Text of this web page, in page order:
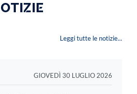
Leggi tutte le notizie...
GIOVEDÌ 30 LUGLIO 2026